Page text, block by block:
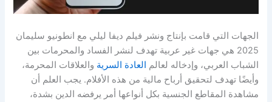
الجهات التي قامت بإنتاج ونشر فيلم ديفا ليلي مع انطونيو سليمان
2025 هي جهات غير عربية تهدف لنشر الفساد والمحرمات بين
الشباب العربي، وإدخاله لعالم العادة السرية والعلاقات المحرمة،
وأيضًا تهدف لتحقيق أرباح مالية من هذه الأفلام. يجب العلم أن
مشاهدة المقاطع الجنسية بكل أنواعها أمر يرفضه الدين بشدة،